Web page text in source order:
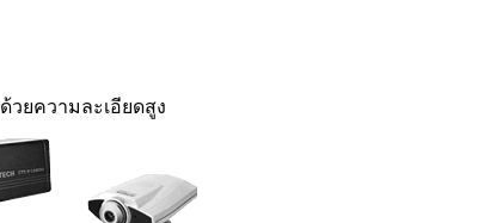
วยความละเอียดสูง